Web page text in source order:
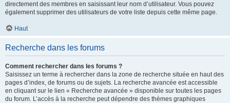
directement des membres en saisissant leur nom d’utilisateur. Vous pouvez
également supprimer des utilisateurs de votre liste depuis cette même page.
Haut
Recherche dans les forums
Comment rechercher dans les forums ?
Saisissez un terme à rechercher dans la zone de recherche située en haut des
pages d’index, de forums ou de sujets. La recherche avancée est accessible
en cliquant sur le lien « Recherche avancée » disponible sur toutes les pages
du forum. L’accès à la recherche peut dépendre des thèmes graphiques